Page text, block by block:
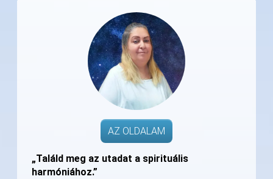
AZ OLDALAM
„Találd meg az utadat a spirituális
harmóniához.”